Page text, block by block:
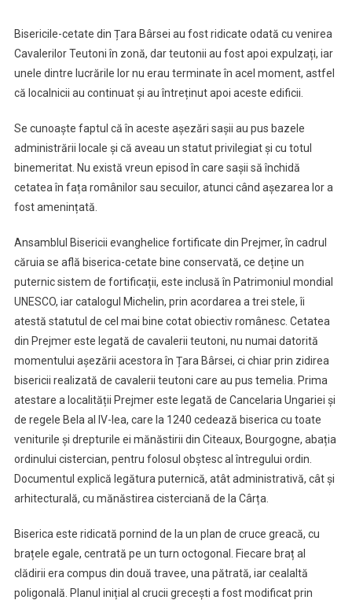
Din
Țara
Bârsei,
O
Bine
Păstrată
Bisericile-cetate din Țara Bârsei au fost ridicate odată cu venirea
Cavalerilor Teutoni în zonă, dar teutonii au fost apoi expulzați, iar
unele dintre lucrările lor nu erau terminate în acel moment, astfel
că localnicii au continuat și au întreținut apoi aceste edificii.
Se cunoaște faptul că în aceste așezări sașii au pus bazele
administrării locale și că aveau un statut privilegiat și cu totul
binemeritat. Nu există vreun episod în care sașii să închidă
cetatea în fața românilor sau secuilor, atunci când așezarea lor a
fost amenințată.
Ansamblul Bisericii evanghelice fortificate din Prejmer, în cadrul
căruia se află biserica-cetate bine conservată, ce deține un
puternic sistem de fortificații, este inclusă în Patrimoniul mondial
UNESCO, iar catalogul Michelin, prin acordarea a trei stele, îi
atestă statutul de cel mai bine cotat obiectiv românesc. Cetatea
din Prejmer este legată de cavalerii teutoni, nu numai datorită
momentului așezării acestora în Țara Bârsei, ci chiar prin zidirea
bisericii realizată de cavalerii teutoni care au pus temelia. Prima
atestare a localității Prejmer este legată de Cancelaria Ungariei și
de regele Bela al IV-lea, care la 1240 cedează biserica cu toate
veniturile și drepturile ei mănăstirii din Citeaux, Bourgogne, abația
ordinului cistercian, pentru folosul obștesc al întregului ordin.
Documentul explică legătura puternică, atât administrativă, cât și
arhitecturală, cu mănăstirea cisterciană de la Cârța.
Biserica este ridicată pornind de la un plan de cruce greacă, cu
brațele egale, centrată pe un turn octogonal. Fiecare braț al
clădirii era compus din două travee, una pătrată, iar cealaltă
poligonală. Planul inițial al crucii grecești a fost modificat prin